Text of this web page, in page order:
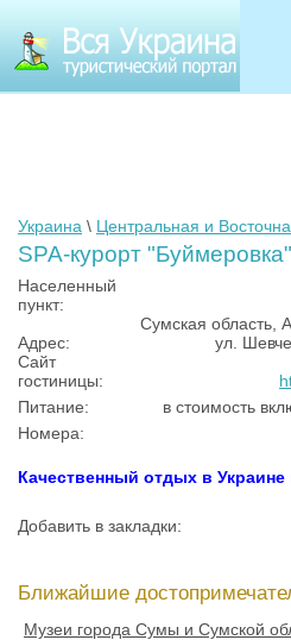
Украина \ Центральная и
SPA-курорт
Населенный
пункт:
Адрес:
Сумская область,
ул.
Сайт
гостиницы:
Питание:
в стоимость
Номера:
Качественный отдых в
Добавить в закладки:
Ближайшие
Музеи города Сумы и Сумской